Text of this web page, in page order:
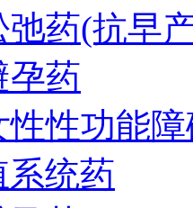
弛药(抗早
孕药
性性功能
系统药